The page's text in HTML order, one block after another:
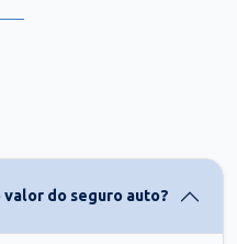
valor do seguro auto?